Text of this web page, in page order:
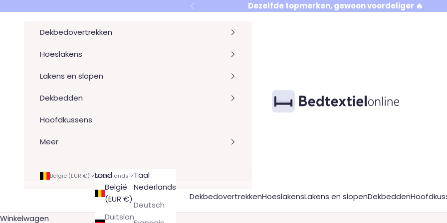
Vorige Dezelfde topmerken, gewoon voordeliger 🔥
Bedtextielonline
DekbedovertrekkenHoeslakensLakens en slopenDekbedden
Dekbedovertrekken
Hoeslakens
Lakens en slopen
Dekbedden
Hoofdkussens
Meer
België (EUR €)
Land
België
(EUR €)
Duitsland
Nederlands
Taal
Nederlands
Deutsch
Winkelwagen